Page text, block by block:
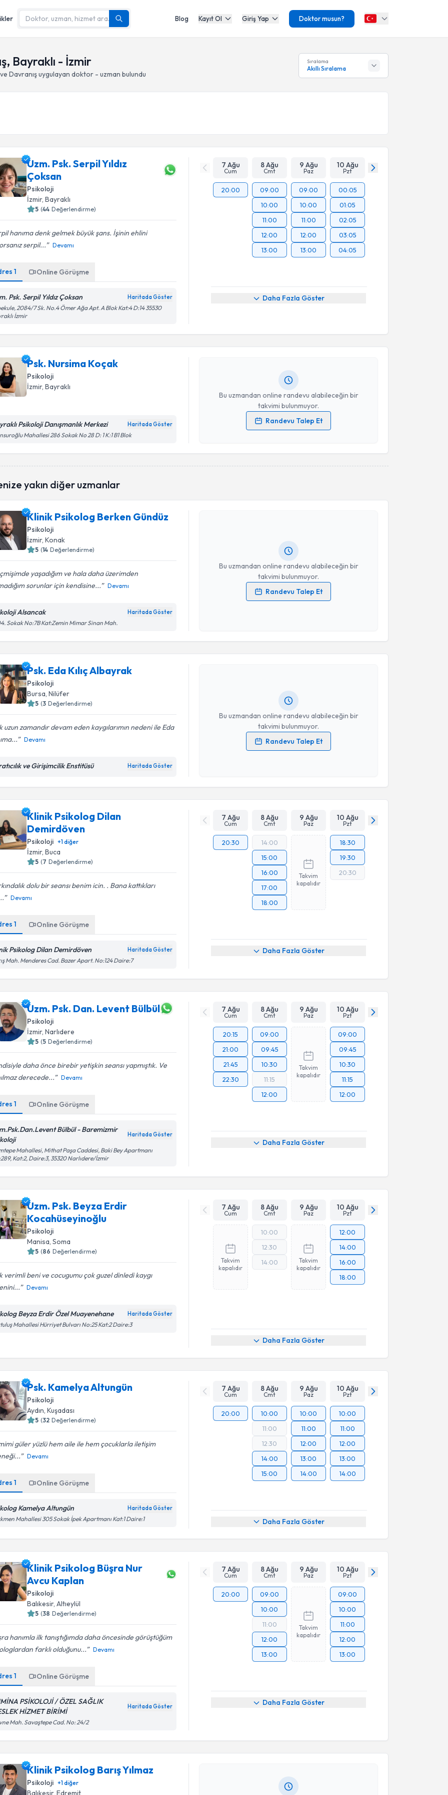
Blog Kayıt Ol Giriş Yap Doktor musun?
Bayraklı - İzmir
Davranışuygulayan doktor - uzman bulundu
Sıralama
Akıllı Sıralama
Uzm. Psk. Serpil Yıldız
Çoksan
Psikoloji
İzmir, Bayraklı
5 (44 Değerlendirme)
hanıma denk gelmek büyük şans. İşinin ehlini
serpil...
Devamı
1 Online Görüşme
Psk. Serpil Yıldız Çoksan Haritada Göster
2084/7 Sk. No.4 Ömer Ağa Apt. A Blok Kat:4 D:14 35530
İzmir
7 Ağu
Cum
8 Ağu
Cmt
9 Ağu
Paz
10 Ağu
Pzt
20:00
09:00
10:00
11:00
12:00
13:00
09:00
10:00
11:00
12:00
13:00
00:05
01:05
02:05
03:05
04:05
Daha Fazla Göster
Psk. Nursima Koçak
Psikoloji
İzmir, Bayraklı
Psikoloji Danışmanlık Merkezi Haritada Göster
Mahallesi 286 Sokak No 28 D: 1 K:1 B1 Blok
Bu uzmandan online randevu alabileceğin bir
takvimi bulunmuyor.
Randevu Talep Et
Kişisel verilerimin işlenmesine ilişkinAydınlatma Metni
işlenmesini kabul ediyorum.
yakın diğer uzmanlar
Klinik Psikolog Berken Gündüz
Psikoloji
İzmir, Konak
5 (14 Değerlendirme)
yaşadığım ve hala daha üzerimden
sorunlar için kendisine...
Devamı
Alsancak Haritada Göster
Sokak No:7B Kat:Zemin Mimar Sinan Mah.
Bu uzmandan online randevu alabileceğin bir
takvimi bulunmuyor.
Randevu Talep Et
Klinik Psikolog Berken Gündüz
Kişisel verilerimin işlenmesine ilişkinAydınlatma Metni
Takvim Talebini Gönder
Psk. Eda Kılıç Albayrak
Psikoloji
Bursa, Nilüfer
5 (3 Değerlendirme)
uzun zamandır devam eden kaygılarımın nedeni ile Eda
Devamı
ve Girişimcilik Enstitüsü Haritada Göster
Bu uzmandan online randevu alabileceğin bir
takvimi bulunmuyor.
Randevu Talep Et
Randevu Takvimi Talebi
Kişisel verilerimin işlenmesine ilişkinAydınlatma Metni
Takvim Talebini Gönder
Klinik Psikolog Dilan
Demirdöven
Psikoloji +1diğer
İzmir, Buca
5 (7 Değerlendirme)
dolu bir seansı benim icin. . Bana kattıkları
Devamı
1 Online Görüşme
Psikolog Dilan Demirdöven Haritada Göster
Mah. Menderes Cad. Bazer Apart. No:124 Daire:7
7 Ağu
Cum
8 Ağu
Cmt
9 Ağu
Paz
10 Ağu
Pzt
20:30
14:00
15:00
16:00
17:00
18:00
Takvim
kapalıdır
18:30
19:30
20:30
Daha Fazla Göster
Uzm. Psk. Dan. Levent Bülbül
Psikoloji
İzmir, Narlıdere
5 (5 Değerlendirme)
daha önce birebir yetişkin seansı yapmıştık. Ve
derecede...
Devamı
1 Online Görüşme
Bülbül - Baremizmir
Haritada Göster
Mahallesi, Mithat Paşa Caddesi, Baki Bey Apartmanı
Kat:2, Daire:3, 35320 Narlıdere/İzmir
7 Ağu
Cum
8 Ağu
Cmt
9 Ağu
Paz
10 Ağu
Pzt
20:15
21:00
21:45
22:30
09:00
09:45
10:30
11:15
12:00
Takvim
kapalıdır
09:00
09:45
10:30
11:15
12:00
Daha Fazla Göster
Uzm. Psk. Beyza Erdir
Kocahüseyinoğlu
Psikoloji
Manisa, Soma
5 (86 Değerlendirme)
verimli beni ve cocugumu çok guzel dinledi kaygı
Devamı
Beyza Erdir Özel Muayenehane Haritada Göster
Mahallesi Hürriyet Bulvarı No:25 Kat:2 Daire:3
7 Ağu
Cum
8 Ağu
Cmt
9 Ağu
Paz
10 Ağu
Pzt
Takvim
kapalıdır
10:00
12:30
14:00
Takvim
kapalıdır
12:00
14:00
16:00
18:00
Daha Fazla Göster
Psk. Kamelya Altungün
Psikoloji
Aydın , Kuşadası
5 (32 Değerlendirme)
güler yüzlü hem aile ile hem çocuklarla iletişim
Devamı
1 Online Görüşme
Kamelya Altungün Haritada Göster
Mahallesi 305 Sokak İpek Apartmanı Kat:1 Daire:1
7 Ağu
Cum
8 Ağu
Cmt
9 Ağu
Paz
10 Ağu
Pzt
20:00
10:00
11:00
12:30
14:00
15:00
10:00
11:00
12:00
13:00
14:00
10:00
11:00
12:00
13:00
14:00
Daha Fazla Göster
Klinik Psikolog Büşra Nur
Avcu Kaplan
Psikoloji
Balıkesir, Altıeylül
5 (38 Değerlendirme)
hanımla ilk tanıştığımda daha öncesinde görüştüğüm
farklı olduğunu...
Devamı
1 Online Görüşme
PSİKOLOJİ / ÖZEL SAĞLIK
HİZMET BİRİMİ
Haritada Göster
Mah. Savaştepe Cad. No: 24/2
7 Ağu
Cum
8 Ağu
Cmt
9 Ağu
Paz
10 Ağu
Pzt
20:00
09:00
10:00
11:00
12:00
13:00
Takvim
kapalıdır
09:00
10:00
11:00
12:00
13:00
Daha Fazla Göster
Klinik Psikolog Barış Yılmaz
Psikoloji +1diğer
Balıkesir, Edremit